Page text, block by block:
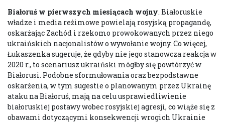
Białoruś w pierwszych miesiącach wojny. Białoruskie
władze i media reżimowe powielają rosyjską propagandę,
oskarżając Zachód i rzekomo prowokowanych przez niego
ukraińskich nacjonalistów o wywołanie wojny. Co więcej,
Łukaszenka sugeruje, że gdyby nie jego stanowcza reakcja w
2020 r., to scenariusz ukraiński mógłby się powtórzyć w
Białorusi. Podobne sformułowania oraz bezpodstawne
oskarżenia, w tym sugestie o planowanym przez Ukrainę
ataku na Białoruś, mają na celu usprawiedliwienie
białoruskiej postawy wobec rosyjskiej agresji, co wiąże się z
obawami dotyczącymi konsekwencji wrogich Ukrainie